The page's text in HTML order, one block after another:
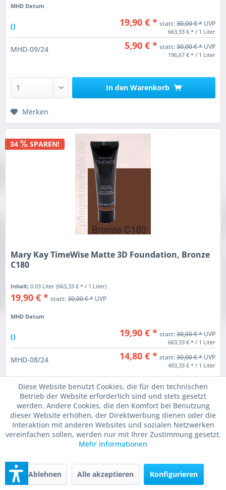
MHD Datum
() 19,90 € * statt:30,00 € * UVP
663,33 € * / 1 Liter
MHD-09/24 5,90 € * statt:30,00 € * UVP
196,67 € * / 1 Liter
In den Warenkorb
Merken
34 SPAREN!
Mary Kay TimeWise Matte 3D Foundation, Bronze
C180
Inhalt:0.03 Liter(663,33 € * / 1 Liter)
19,90 € * statt:30,00 € *UVP
MHD Datum
() 19,90 € * statt:30,00 € * UVP
663,33 € * / 1 Liter
MHD-08/24 14,80 € * statt:30,00 € * UVP
493,33 € * / 1 Liter
In den Warenkorb
Merken
Diese Website benutzt Cookies, die für den technischen
Betrieb der Website erforderlich sind und stets gesetzt
werden. Andere Cookies, die den Komfort bei Benutzung
dieser Website erhöhen, der Direktwerbung dienen oder die
Interaktion mit anderen Websites und sozialen Netzwerken
vereinfachen sollen, werden nur mit Ihrer Zustimmung gesetzt.
Mehr Informationen
Ablehnen Alle akzeptieren Konfigurieren